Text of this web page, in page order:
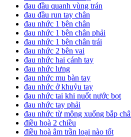
đau đầu quanh vùng trán
đau đầu run tay chân
đau nhức 1 bên chân
đau nhức 1 bên chân phải
đau nhức 1 bên chân trái
đau nhức 2 bên vai
đau nhức hai cánh tay
đau nhức lưng
đau nhức mu bàn tay
đau nhức ở khuỷu tay
đau nhức tai khi nuốt nước bọt
đau nhức tay phải
đau nhức từ mông xuống bắp
điều hoà 2 chiều
điều hoà âm trần loại nào tốt